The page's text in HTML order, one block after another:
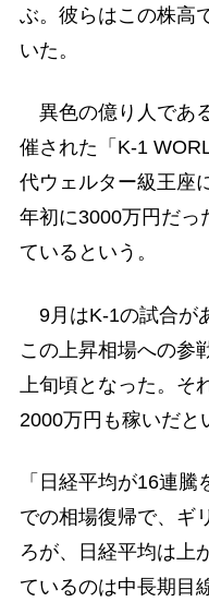
ぶ。彼らはこの株高
いた。
異色の億り人であ
催された「K-1
代ウェルター級王座
年初に3000万円だっ
ているという。
9月はK-1の試合が
この上昇相場への参
上旬頃となった。そ
2000万円も稼いだと
「日経平均が16連
での相場復帰で、ギ
ろが、日経平均は上
ているのは中長期目